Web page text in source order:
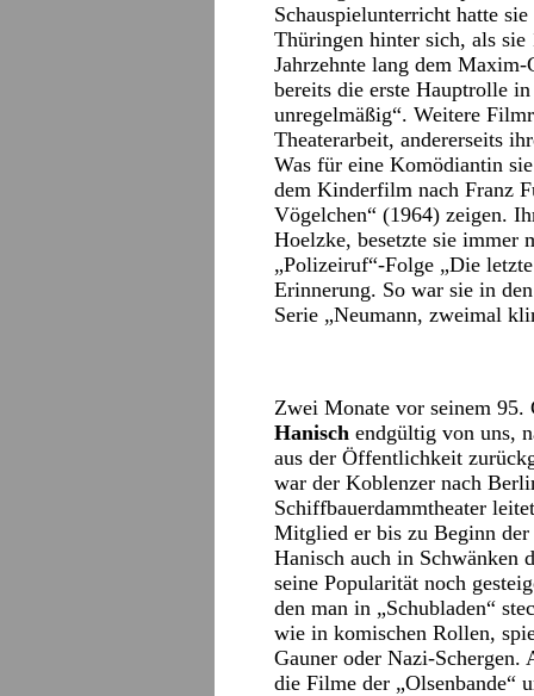
Schauspielunterricht hatte
Thüringen hinter sich, als
Jahrzehnte lang dem
bereits die erste Hauptrolle
unregelmäßig“. Weitere
Theaterarbeit, andererseits
Was für eine Komödiantin
dem Kinderfilm nach Franz
Vögelchen“ (1964) zeigen.
Hoelzke, besetzte sie immer
„Polizeiruf“-Folge „Die
Erinnerung. So war sie in
Serie „Neumann, zweimal
Zwei Monate vor seinem
Hanisch endgültig von uns,
aus der Öffentlichkeit
war der Koblenzer nach
Schiffbauerdammtheater
Mitglied er bis zu Beginn der
Hanisch auch in Schwänken
seine Popularität noch
den man in „Schubladen“
wie in komischen Rollen,
Gauner oder Nazi-Schergen.
die Filme der „Olsenbande“